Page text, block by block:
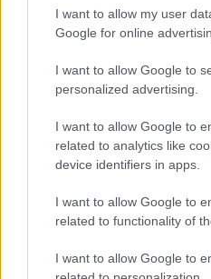
I want to allow my user
Google for online
I want to allow Google to
personalized advertising.
I want to allow Google to
related to analytics like
device identifiers in apps.
I want to allow Google to
related to functionality of
I want to allow Google to
мляко за вкусна
Малините могат да
по-добри. Опитайте да
за сладка изненада. Те
Ако обичате да готвите,
сладка или сосове с
хляб или палачинки.
закуски са безкрайни и